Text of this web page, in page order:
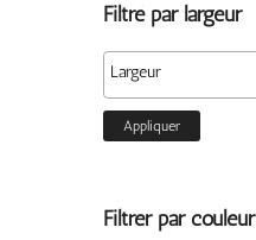
Filtré par largeur
Appliquer
Filtrer par couleur